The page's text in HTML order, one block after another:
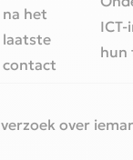
na het
laatste
contact‎
hun
over